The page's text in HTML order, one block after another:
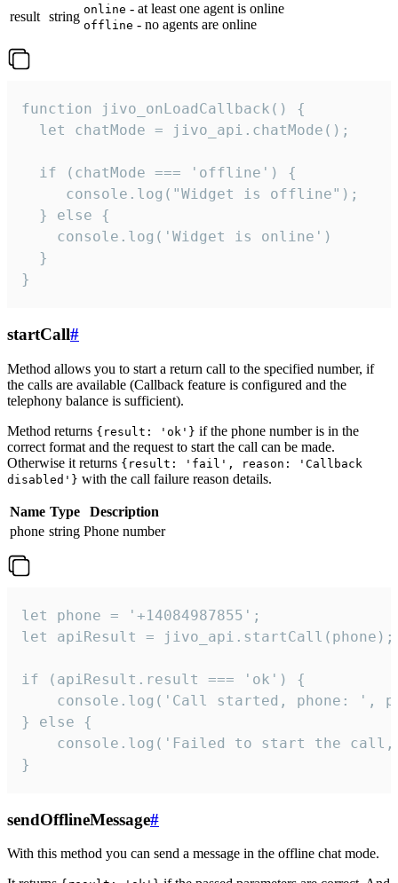
result string online - at least one agent is online
offline - no agents are online
function jivo_onLoadCallback() {
  let chatMode = jivo_api.chatMode();
  if (chatMode === 'offline') {
     console.log("Widget is offline");
  } else {
    console.log('Widget is online')
  }
}
startCall#
Method allows you to start a return call to the specified number, if
the calls are available (Callback feature is configured and the
telephony balance is sufficient).
Method returns {result: 'ok'} if the phone number is in the
correct format and the request to start the call can be made.
Otherwise it returns {result: 'fail', reason: 'Callback
disabled'} with the call failure reason details.
Name Type
Description
phone string Phone number
let phone = '+14084987855';
let apiResult = jivo_api.startCall(phone);
if (apiResult.result === 'ok') {
console.log('Call started, phone: ',
} else {
console.log('Failed to start the
}
sendOfflineMessage#
With this method you can send a message in the offline chat mode.